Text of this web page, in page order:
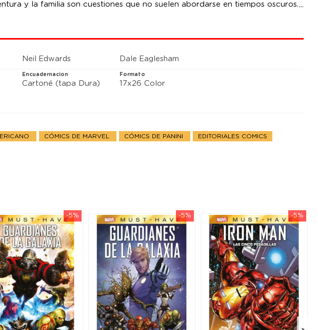
y la familia son cuestiones que no suelen abordarse en tiempos oscuros.
cuando Reed Richards trata de… ¡Resolverlo todo!
Neil Edwards Dale Eaglesham
Encuadernacion
Cartoné (tapa Dura)
Formato
17x26 Color
CÓMICS DE MARVEL CÓMICS DE PANINI EDITORIALES COMICS
-5% -5% -5%